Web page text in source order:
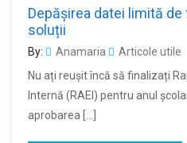
Depășirea datei limită de
soluții
By: Anamaria
Articole utile
Nu ați reușit încă să finalizați
Internă (RAEI) pentru anul
aprobarea […]